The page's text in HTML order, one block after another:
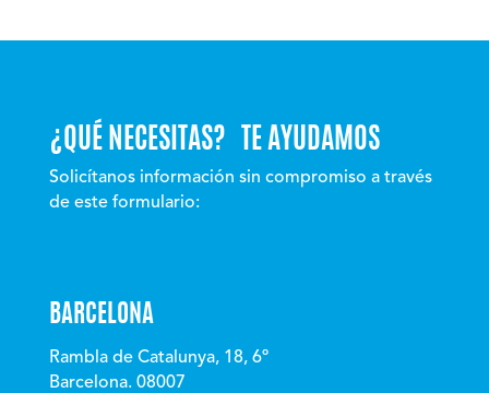
¿QUÉ NECESITAS? TE AYUDAMOS
Solicítanos información sin compromiso a través
de este formulario:
BARCELONA
Rambla de Catalunya, 18, 6º
Barcelona. 08007